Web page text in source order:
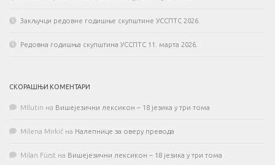
Закључци редовне годишње скупштине УССПТС 2026.
Редовна годишња скупштина УССПТС 11. марта 2026.
СКОРАШЊИ КОМЕНТАРИ
MIlutin на Вишејезични лексикон – 18 језика у три тома
Milena Mirkić на Налепнице за оверу превода
Milan Fürst на Вишејезични лексикон – 18 језика у три тома